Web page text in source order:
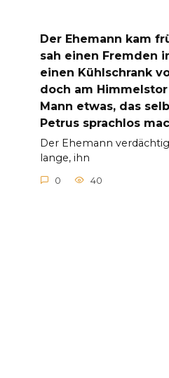
Der Ehemann kam
sah einen Fremden
einen Kühlschrank
doch am
Mann etwas, das
Petrus sprachlos
Der Ehemann
lange, ihn
0 40